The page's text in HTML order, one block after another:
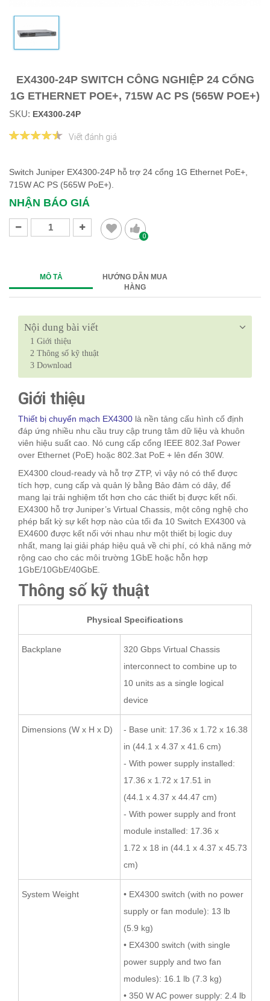
EX4300-24P SWITCH CÔNG NGHIỆP 24 CỔNG
1G ETHERNET POE+, 715W AC PS (565W POE+)
SKU: EX4300-24P
Viết đánh giá
Switch Juniper EX4300-24P hỗ trợ 24 cổng 1G Ethernet PoE+,
715W AC PS (565W PoE+).
NHẬN BÁO GIÁ
0
MÔ TẢ
HƯỚNG DẪN MUA
HÀNG
Nội dung bài viết
1 Giới thiệu
2 Thông số kỹ thuật
3 Download
Giới thiệu
Thiết bị chuyển mạch EX4300 là nền tảng cấu hình cố định
đáp ứng nhiều nhu cầu truy cập trung tâm dữ liệu và khuôn
viên hiệu suất cao. Nó cung cấp cổng IEEE 802.3af Power
over Ethernet (PoE) hoặc 802.3at PoE + lên đến 30W.
EX4300 cloud-ready và hỗ trợ ZTP, vì vậy nó có thể được
tích hợp, cung cấp và quản lý bằng Bảo đảm có dây, để
mang lại trải nghiệm tốt hơn cho các thiết bị được kết nối.
EX4300 hỗ trợ Juniper’s Virtual Chassis, một công nghệ cho
phép bất kỳ sự kết hợp nào của tối đa 10 Switch EX4300 và
EX4600 được kết nối với nhau như một thiết bị logic duy
nhất, mang lại giải pháp hiệu quả về chi phí, có khả năng mở
rộng cao cho các môi trường 1GbE hoặc hỗn hợp
1GbE/10GbE/40GbE.
Thông số kỹ thuật
Physical Specifications
Backplane
320 Gbps Virtual Chassis
interconnect to combine up to
10 units as a single logical
device
Dimensions (W x H x D)
- Base unit: 17.36 x 1.72 x 16.38
in (44.1 x 4.37 x 41.6 cm)
- With power supply installed:
17.36 x 1.72 x 17.51 in
(44.1 x 4.37 x 44.47 cm)
- With power supply and front
module installed: 17.36 x
1.72 x 18 in (44.1 x 4.37 x 45.73
cm)
System Weight
• EX4300 switch (with no power
supply or fan module): 13 lb
(5.9 kg)
• EX4300 switch (with single
power supply and two fan
modules): 16.1 lb (7.3 kg)
• 350 W AC power supply: 2.4 lb